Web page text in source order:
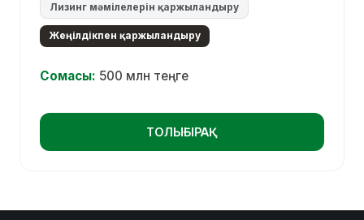
Лизинг мәмілелерін қаржыландыру
Жеңілдікпен қаржыландыру
Сомасы: 500 млн теңге
ТОЛЫҒЫРАҚ